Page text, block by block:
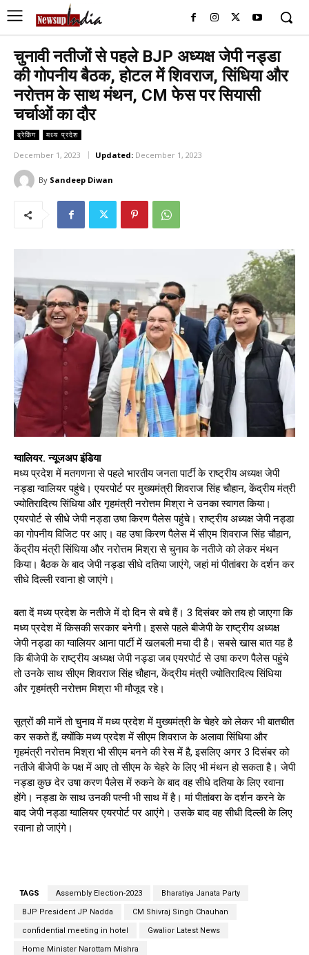
चुनावी नतीजों से पहले BJP अध्यक्ष जेपी नड्डा
की गोपनीय बैठक, होटल में शिवराज, सिंधिया और
नरोत्तम के साथ मंथन, CM फेस पर सियासी
चर्चाओं का दौर
ब्रेकिंग मध्य प्रदेश
December 1, 2023 Updated: December 1, 2023
By Sandeep Diwan
ग्वालियर. न्यूजअप इंडिया
मध्य प्रदेश में मतगणना से पहले भारतीय जनता पार्टी के राष्ट्रीय अध्यक्ष जेपी
नड्डा ग्वालियर पहुंचे। एयरपोर्ट पर मुख्यमंत्री शिवराज सिंह चौहान, केंद्रीय मंत्री
ज्योतिरादित्य सिंधिया और गृहमंत्री नरोत्तम मिश्रा ने उनका स्वागत किया।
एयरपोर्ट से सीधे जेपी नड्डा उषा किरण पैलेस पहुंचे। राष्ट्रीय अध्यक्ष जेपी नड्डा
का गोपनीय विजिट पर आए। वह उषा किरण पैलेस में सीएम शिवराज सिंह चौहान,
केंद्रीय मंत्री सिंधिया और नरोत्तम मिश्रा से चुनाव के नतीजे को लेकर मंथन
किया। बैठक के बाद जेपी नड्डा सीधे दतिया जाएंगे, जहां मां पीतांबरा के दर्शन कर
सीधे दिल्ली रवाना हो जाएंगे।
बता दें मध्य प्रदेश के नतीजे में दो दिन से बचे हैं। 3 दिसंबर को तय हो जाएगा कि
मध्य प्रदेश में किसकी सरकार बनेगी। इससे पहले बीजेपी के राष्ट्रीय अध्यक्ष
जेपी नड्डा का ग्वालियर आना पार्टी में खलबली मचा दी है। सबसे खास बात यह है
कि बीजेपी के राष्ट्रीय अध्यक्ष जेपी नड्डा जब एयरपोर्ट से उषा करण पैलेस पहुंचे
तो उनके साथ सीएम शिवराज सिंह चौहान, केंद्रीय मंत्री ज्योतिरादित्य सिंधिया
और गृहमंत्री नरोत्तम मिश्रा भी मौजूद रहे।
सूत्रों की मानें तो चुनाव में मध्य प्रदेश में मुख्यमंत्री के चेहरे को लेकर भी बातचीत
कर सकते हैं, क्योंकि मध्य प्रदेश में सीएम शिवराज के अलावा सिंधिया और
गृहमंत्री नरोत्तम मिश्रा भी सीएम बनने की रेस में है, इसलिए अगर 3 दिसंबर को
नतीजे बीजेपी के पक्ष में आए तो सीएम के चेहरे के लिए भी मंथन हो सकता है। जेपी
नड्डा कुछ देर उषा करण पैलेस में रुकने के बाद वह सीधे दतिया के लिए रवाना
होंगे। नड्डा के साथ उनकी पत्नी भी साथ में है। मां पीतांबरा के दर्शन करने के
बाद जेपी नड्डा ग्वालियर एयरपोर्ट पर आएंगे। उसके बाद वह सीधी दिल्ली के लिए
रवाना हो जाएंगे।
TAGS Assembly Election-2023 Bharatiya Janata Party
BJP President JP Nadda CM Shivraj Singh Chauhan
confidential meeting in hotel Gwalior Latest News
Home Minister Narottam Mishra